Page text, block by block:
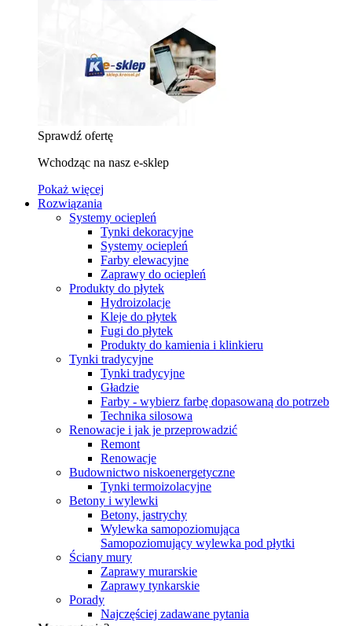
Sprawdź ofertę
Wchodząc na nasz e-sklep
Pokaż więcej
Rozwiązania
Systemy ociepleń
Tynki dekoracyjne
Systemy ociepleń
Farby elewacyjne
Zaprawy do ociepleń
Produkty do płytek
Hydroizolacje
Kleje do płytek
Fugi do płytek
Produkty do kamienia i klinkieru
Tynki tradycyjne
Tynki tradycyjne
Gładzie
Farby - wybierz farbę dopasowaną do potrzeb
Technika silosowa
Renowacje i jak je przeprowadzić
Remont
Renowacje
Budownictwo niskoenergetyczne
Tynki termoizolacyjne
Betony i wylewki
Betony, jastrychy
Wylewka samopoziomująca
Samopoziomujący wylewka pod płytki
Ściany mury
Zaprawy murarskie
Zaprawy tynkarskie
Porady
Najczęściej zadawane pytania